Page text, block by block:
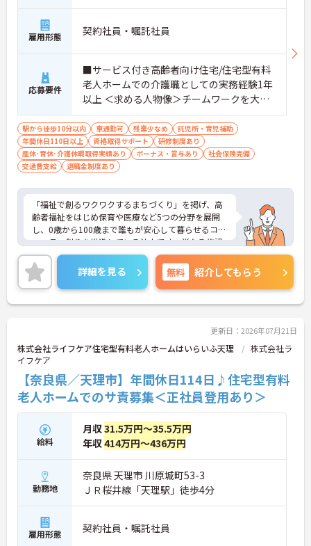
雇用形態 契約社員・嘱託社員
応募要件
■サービス付き高齢者向け住宅/住宅型有料
老人ホームでの介護職としての実務経験1年
以上 ＜求める人物像＞チームワークを大切
にできる方、向上心のある方、何にでも積
極的に取り組める方、明るい対応が得意な
方
駅から徒歩10分以内 車通勤可 残業少なめ
託児所・育児補助
年間休日110日以上
資格取得サポート
研修制度あり
産休･育休･介護休暇取得実績あり
ボーナス・賞与あり
社会保険完備
交通費支給
退職金制度あり
「福祉で創るワクワクするまちづくり」を掲げ、高
齢者福祉をはじめ保育や医療など5つの分野を展開
し、0歳から100歳まで誰もが安心して暮らせるコミ
ュニティ創りを推進している法人です。単なる施設
運営にとどまらず、地域を丸ごと元気にするスケー
ルの大きな社会貢献に携わることができます。現場
では画一的なケアではなく、利用者様の生活歴や価
値観、趣味や食の好みに至るまで「その人らしさ」
を尊重した個別性の高いケアを実践。ご家族との絆
ひとりに深く寄り添う介護が実現可能です。また、1
5年間で100事業所以上へと拡大した安定した経営基
盤のもと、賞与年2回や業績賞与、退職金制度もし
っかりと整備されています。介護職員からリーダ
ー、施設長候補へと進む明確なキャリアパスも用意
されており、長期的な視点で着実にステップアップ
していける環境です。
★おすすめPOINT★
【個別性を尊重したケアで、深く寄り添う介護を実
たケアを実践しており、お一人おひとりの人生に寄
り添った意義深い関わりが持てます 。
・これまでの生活習慣の継続やご家族との絆を大切
にして支援にあたることで、利用者様から直接感謝
の言葉を受け取る機会も多くなります。
詳細を見る 無料 紹介してもらう
更新日：2026年07月21日
株式会社ライフケア住宅型有料老人ホームはいらいふ天理
株式会社ラ
イフケア
【奈良県／天理市】年間休日114日♪住宅型有料
老人ホームでのサ責募集＜正社員登用あり＞
給料
月収31.5万円～35.5万円
年収414万円～436万円
勤務地
奈良県 天理市 川原城町53-3
ＪＲ桜井線「天理駅」徒歩4分
雇用形態 契約社員・嘱託社員